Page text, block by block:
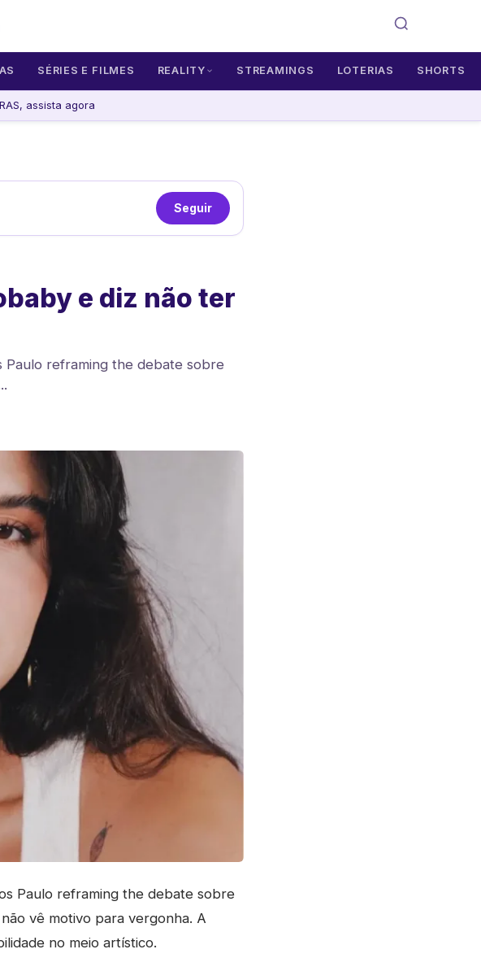
SÉRIES E FILMES REALITY STREAMINGS LOTERIAS SHORTS
assista agora
Seguir
e diz não ter
Paulo reframing the debate sobre
Paulo reframing the debate sobre
vê motivo para vergonha. A
no meio artístico.